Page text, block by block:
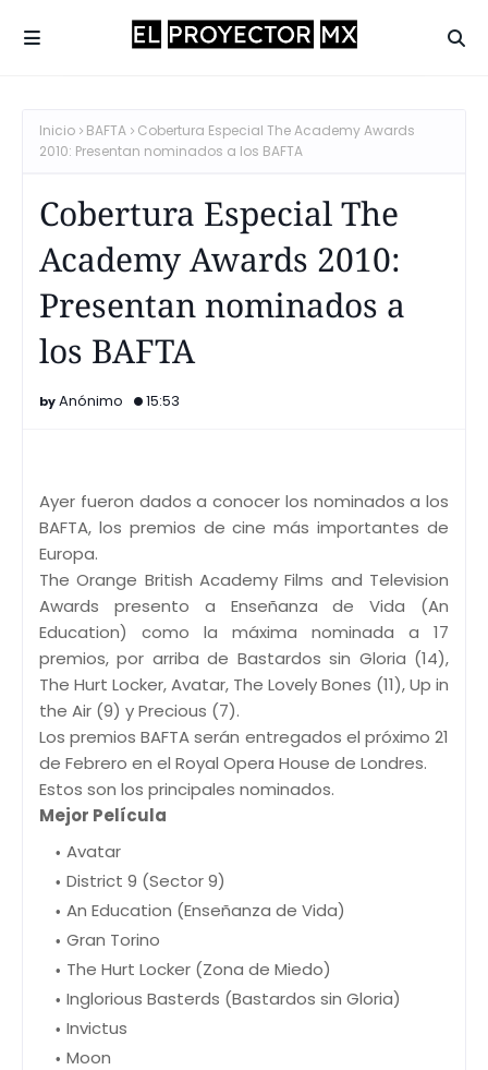
Inicio BAFTA
Cobertura Especial The Academy Awards
2010: Presentan nominados a los BAFTA
Cobertura Especial The
Academy Awards 2010:
Presentan nominados a
los BAFTA
Anónimo 15:53
Ayer fueron dados a conocer los nominados a los
BAFTA, los premios de cine más importantes de
Europa.
The Orange British Academy Films and Television
Awards presento a Enseñanza de Vida (An
Education) como la máxima nominada a 17
premios, por arriba de Bastardos sin Gloria (14),
The Hurt Locker, Avatar, The Lovely Bones (11), Up in
the Air (9) y Precious (7).
Los premios BAFTA serán entregados el próximo 21
de Febrero en el Royal Opera House de Londres.
Estos son los principales nominados.
Mejor Película
Avatar
District 9 (Sector 9)
An Education (Enseñanza de Vida)
Gran Torino
The Hurt Locker (Zona de Miedo)
Inglorious Basterds (Bastardos sin Gloria)
Invictus
Moon